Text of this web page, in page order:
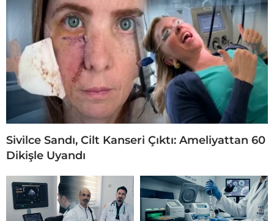
Sivilce Sandı, Cilt Kanseri Çıktı: Ameliyattan 60
Dikişle Uyandı